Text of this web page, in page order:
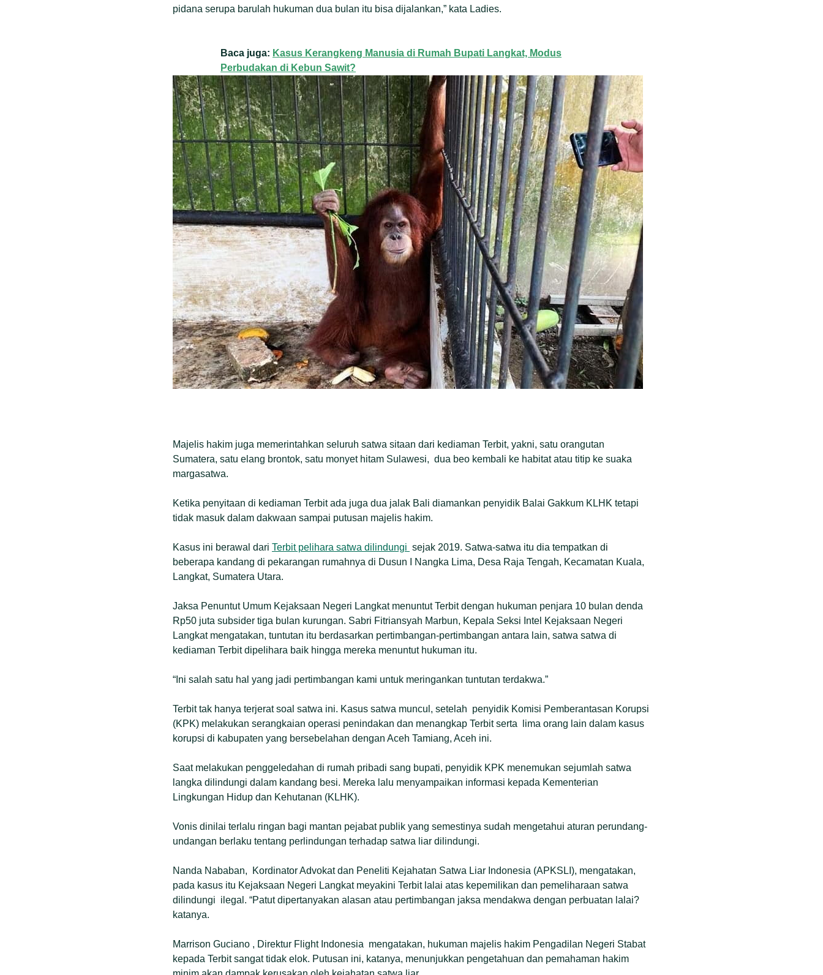
pidana serupa barulah hukuman dua bulan itu bisa dijalankan,” kata Ladies.
Baca juga: Kasus Kerangkeng Manusia di Rumah Bupati Langkat, Modus
Perbudakan di Kebun Sawit?
Majelis hakim juga memerintahkan seluruh satwa sitaan dari kediaman Terbit, yakni, satu orangutan
Sumatera, satu elang brontok, satu monyet hitam Sulawesi, dua beo kembali ke habitat atau titip ke suaka
margasatwa.
Ketika penyitaan di kediaman Terbit ada juga dua jalak Bali diamankan penyidik Balai Gakkum KLHK tetapi
tidak masuk dalam dakwaan sampai putusan majelis hakim.
Kasus ini berawal dari Terbit pelihara satwa dilindungi sejak 2019. Satwa-satwa itu dia tempatkan di
beberapa kandang di pekarangan rumahnya di Dusun I Nangka Lima, Desa Raja Tengah, Kecamatan Kuala,
Langkat, Sumatera Utara.
Jaksa Penuntut Umum Kejaksaan Negeri Langkat menuntut Terbit dengan hukuman penjara 10 bulan denda
Rp50 juta subsider tiga bulan kurungan. Sabri Fitriansyah Marbun, Kepala Seksi Intel Kejaksaan Negeri
Langkat mengatakan, tuntutan itu berdasarkan pertimbangan-pertimbangan antara lain, satwa satwa di
kediaman Terbit dipelihara baik hingga mereka menuntut hukuman itu.
“Ini salah satu hal yang jadi pertimbangan kami untuk meringankan tuntutan terdakwa.”
Terbit tak hanya terjerat soal satwa ini. Kasus satwa muncul, setelah penyidik Komisi Pemberantasan Korupsi
(KPK) melakukan serangkaian operasi penindakan dan menangkap Terbit serta lima orang lain dalam kasus
korupsi di kabupaten yang bersebelahan dengan Aceh Tamiang, Aceh ini.
Saat melakukan penggeledahan di rumah pribadi sang bupati, penyidik KPK menemukan sejumlah satwa
langka dilindungi dalam kandang besi. Mereka lalu menyampaikan informasi kepada Kementerian
Lingkungan Hidup dan Kehutanan (KLHK).
Vonis dinilai terlalu ringan bagi mantan pejabat publik yang semestinya sudah mengetahui aturan perundang-
undangan berlaku tentang perlindungan terhadap satwa liar dilindungi.
Nanda Nababan, Kordinator Advokat dan Peneliti Kejahatan Satwa Liar Indonesia (APKSLI), mengatakan,
pada kasus itu Kejaksaan Negeri Langkat meyakini Terbit lalai atas kepemilikan dan pemeliharaan satwa
dilindungi ilegal. “Patut dipertanyakan alasan atau pertimbangan jaksa mendakwa dengan perbuatan lalai?
katanya.
Marrison Guciano , Direktur Flight Indonesia mengatakan, hukuman majelis hakim Pengadilan Negeri Stabat
kepada Terbit sangat tidak elok. Putusan ini, katanya, menunjukkan pengetahuan dan pemahaman hakim